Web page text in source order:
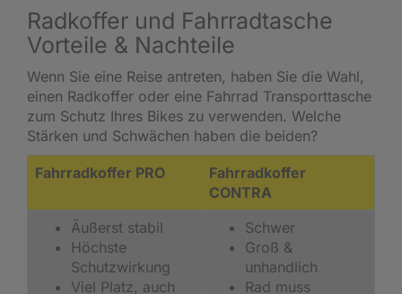
Radkoffer und Fahrradtasche
Vorteile & Nachteile
Wenn Sie eine Reise antreten, haben Sie die Wahl,
einen Radkoffer oder eine Fahrrad Transporttasche
zum Schutz Ihres Bikes zu verwenden. Welche
Stärken und Schwächen haben die beiden?
Fahrradkoffer PRO
Fahrradkoffer
CONTRA
Äußerst stabil
Höchste
Schutzwirkung
Viel Platz, auch
Schwer
Groß &
unhandlich
Rad muss